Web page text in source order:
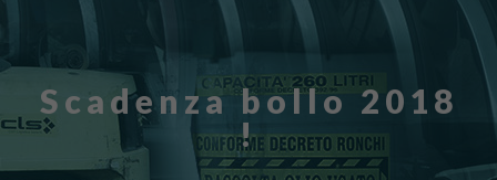
Scadenza bollo 2018
!